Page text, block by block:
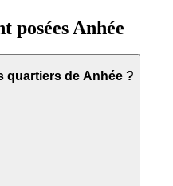
posées Anhée
quartiers de Anhée ?